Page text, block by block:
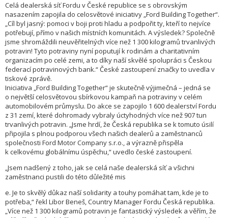
Celá dealerská síť Fordu v České republice se s obrovským
nasazením zapojila do celosvětové iniciativy „Ford Building Together“.
„Cíl byl jasný: pomoci v boji proti hladu a podpořit ty, kteří to nejvíce
potřebují, přímo v našich místních komunitách. A výsledek? Společně
jsme shromáždili neuvěřitelných více než 1 300 kilogramů trvanlivých
potravin! Tyto potraviny nyní poputují k rodinám a charitativním
organizacím po celé zemi, a to díky naší skvělé spolupráci s Českou
federací potravinových bank.“ České zastoupení značky to uvedla v
tiskové zprávě.
Iniciativa „Ford Building Together“ je skutečně výjimečná – jedná se
o největší celosvětovou sbírkovou kampaň na potraviny v celém
automobilovém průmyslu. Do akce se zapojilo 1 600 dealerství Fordu
z 31 zemí, které dohromady vybraly úctyhodných více než 907 tun
trvanlivých potravin. „Jsme hrdí, že Česká republika se k tomuto úsilí
připojila s plnou podporou všech našich dealerů a zaměstnanců
společnosti Ford Motor Company s.r.o., a výrazně přispěla
k celkovému globálnímu úspěchu,“ uvedlo české zastoupení.
„Jsem nadšený z toho, jak se celá naše dealerská síť a všichni
zaměstnanci pustili do této důležité mis
e. Je to skvělý důkaz naší solidarity a touhy pomáhat tam, kde je to
potřeba,“ řekl Libor Beneš, Country Manager Fordu Česká republika.
„Více než 1 300 kilogramů potravin je fantastický výsledek a věřím, že